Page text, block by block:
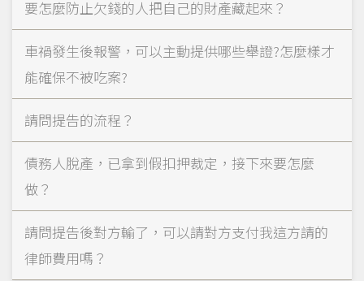
要怎麼防止欠錢的人把自己的財產藏起來？
車禍發生後報警，可以主動提供哪些舉證?怎麼樣才
能確保不被吃案?
請問提告的流程？
債務人脫產，已拿到假扣押裁定，接下來要怎麼
做？
請問提告後對方輸了，可以請對方支付我這方請的
律師費用嗎？